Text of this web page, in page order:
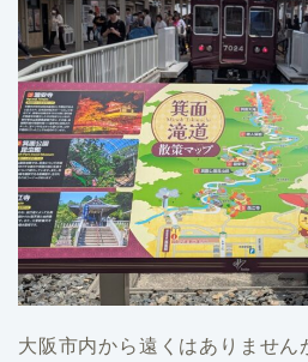
大阪市内から遠くはありません